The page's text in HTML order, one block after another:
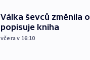
Válka ševců změnila
popisuje kniha
včera v 16:10